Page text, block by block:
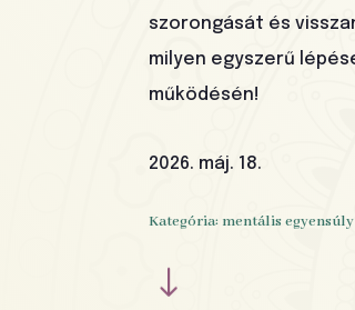
szorongását és
milyen egyszerű
működésén!
2026. máj. 18.
Kategória: mentális egyensúly
"